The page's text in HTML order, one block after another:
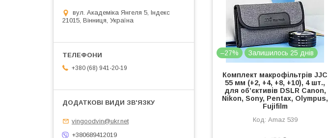
–27% Залишилось 25 днів
Комплект макрофільтрів JJC
55 мм (+2, +4, +8, +10), 4 шт.,
для об’єктивів DSLR Canon,
Nikon, Sony, Pentax, Olympus,
Fujifilm
Amaz 539
вул. Академіка Янгеля 5, Індекс
21015, Вінниця, Україна
+380 (68) 941-20-19
vingoodvin@ukr.net
+380689412019